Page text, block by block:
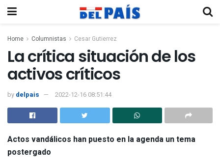
Home Columnistas Cesar Gutierrez
La crítica situación de los
activos críticos
by delpais 2022-12-16 08:51:44
Actos vandálicos han puesto en la agenda un tema
postergado